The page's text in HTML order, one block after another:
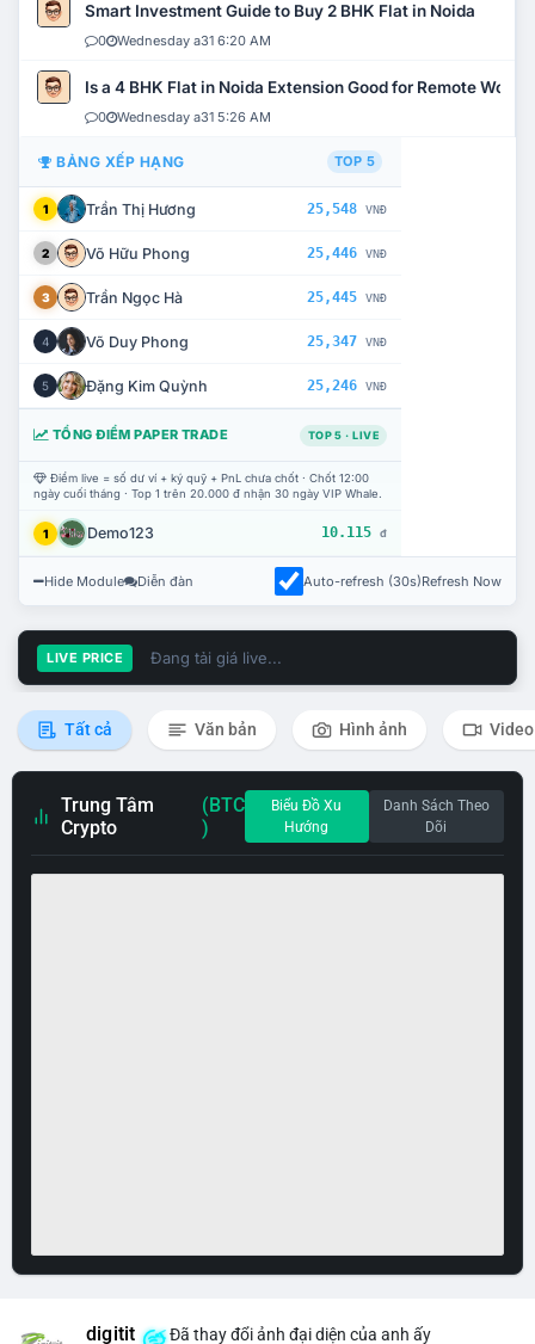
Smart Investment Guide to Buy 2 BHK Flat in Noida
0 Wednesday a31 6:20 AM
Is a 4 BHK Flat in Noida Extension Good for Remote Work?
0 Wednesday a31 5:26 AM
BẢNG XẾP HẠNG TOP 5
1 Trần Thị Hương 25,548 VNĐ
2 Võ Hữu Phong 25,446 VNĐ
3 Trần Ngọc Hà 25,445 VNĐ
4 Võ Duy Phong 25,347 VNĐ
5 Đặng Kim Quỳnh 25,246 VNĐ
TỔNG ĐIỂM PAPER TRADE TOP 5 · LIVE
Điểm live = số dư ví + ký quỹ + PnL chưa chốt · Chốt 12:00
ngày cuối tháng · Top 1 trên 20.000 đ nhận 30 ngày VIP Whale.
1 Demo123 10.115 đ
Hide Module Diễn đàn Auto-refresh (30s)Refresh Now
LIVE PRICE Đang tải giá live...
Tất cả Văn bản Hình ảnh Video
Trung Tâm
Crypto
(BTC
)
Biểu Đồ Xu
Hướng
Danh Sách Theo
Dõi
digitit Đã thay đổi ảnh đại diện của anh ấy